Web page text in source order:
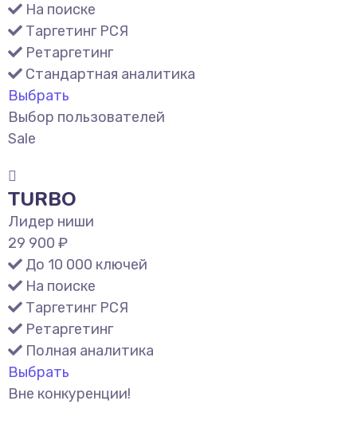
На поиске
Таргетинг РСЯ
Ретаргетинг
Стандартная аналитика
Выбрать
Выбор пользователей
Sale
TURBO
Лидер ниши
29 900 ₽
До 10 000 ключей
На поиске
Таргетинг РСЯ
Ретаргетинг
Полная аналитика
Выбрать
Вне конкуренции!